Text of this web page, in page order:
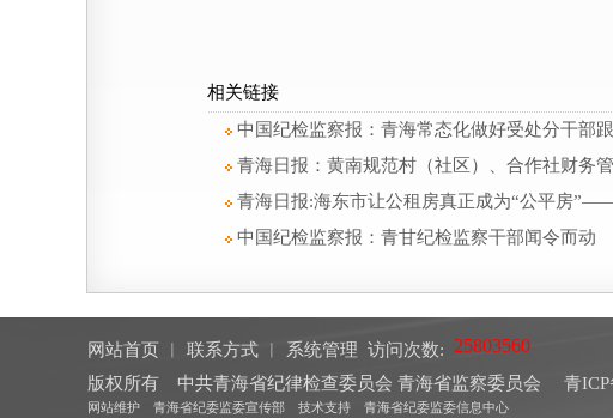
相关链接
中国纪检监察报：青海常态化做好受处分干部
青海日报：黄南规范村（社区）、合作社财务
青海日报:海东市让公租房真正成为“公平房
中国纪检监察报：青甘纪检监察干部闻令而动
网站首页 联系方式 系统管理 访问次数:
版权所有 中共青海省纪律检查委员会 青海省监察委员会
青
网站维护 青海省纪委监委宣传部 技术支持 青海省纪委监委信息中心